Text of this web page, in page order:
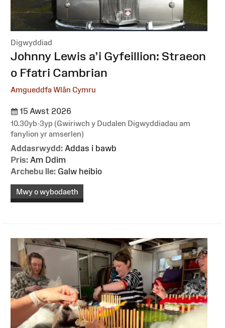
Digwyddiad
:
Johnny Lewis a’i Gyfeillion: Straeon
o Ffatri Cambrian
Amgueddfa Wlân Cymru
15 Awst 2026
10.30yb-3yp (Gwiriwch y Dudalen Digwyddiadau am
fanylion yr amserlen)
Addasrwydd: Addas i bawb
Pris: Am Ddim
Archebu lle: Galw heibio
Mwy o wybodaeth